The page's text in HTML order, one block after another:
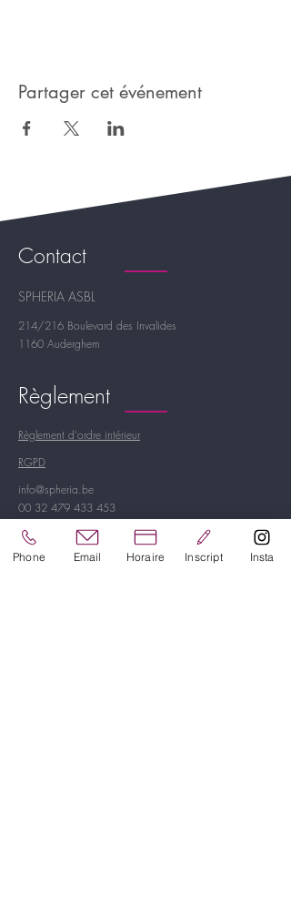
Partager cet événement
Contact
SPHERIA ASBL
214/216 Boulevard des Invalides
1160 Auderghem
Règlement
Règlement d'ordre intérieur
RGPD
info@spheria.be
00 32 479 433 453
A propos
Phone Email Horaire Inscript Insta